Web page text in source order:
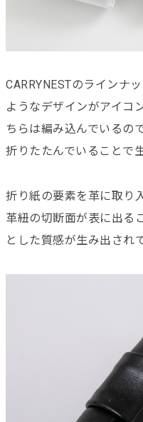
CARRYNESTのラインナ
ようなデザインがアイコ
ちらは編み込んでいるの
折りたたんでいることで
折り紙の要素を革に取り
革紐の切断面が表に出る
とした質感が生み出され